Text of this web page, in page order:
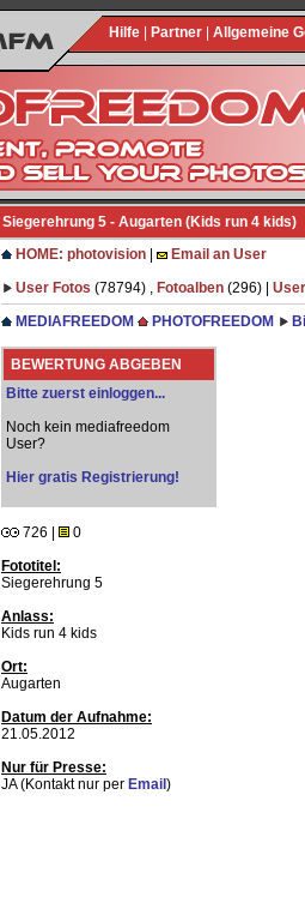
Hilfe Partner Allgemeine
Siegerehrung 5 - Augarten (Kids run 4 kids)
HOME: photovision
Email an User
User Fotos (78794) , Fotoalben (296) |
MEDIAFREEDOM
PHOTOFREEDOM
BEWERTUNG ABGEBEN
Bitte zuerst einloggen...
Noch kein mediafreedom
User?
Hier gratis Registrierung!
726 |
0
Fototitel:
Siegerehrung 5
Anlass:
Kids run 4 kids
Ort:
Augarten
Datum der Aufnahme:
21.05.2012
Nur für Presse:
JA (Kontakt nur per Email )